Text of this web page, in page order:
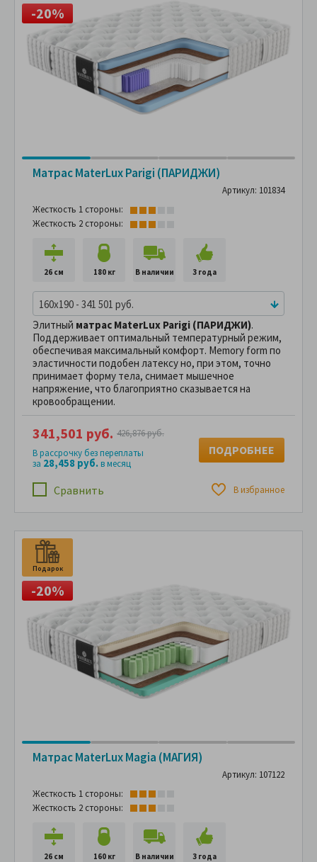
-20%
Матрас MaterLux Parigi (ПАРИДЖИ)
Артикул: 101834
Жесткость 1 стороны:
Жесткость 2 стороны:
26 см 180 кг В наличии 3 года
160x190 - 341 501 руб.
Элитный матрас MaterLux Parigi (ПАРИДЖИ).
Поддерживает оптимальный температурный режим,
обеспечивая максимальный комфорт. Memory form по
эластичности подобен латексу но, при этом, точно
принимает форму тела, снимает мышечное
напряжение, что благоприятно сказывается на
кровообращении.
Сравнить В избранное
341,501 руб. 426,876 руб.
В рассрочку без переплаты
за 28,458 руб.в месяц
ПОДРОБНЕЕ
Подарок
-20%
Матрас MaterLux Magia (МАГИЯ)
Артикул: 107122
Жесткость 1 стороны:
Жесткость 2 стороны:
26 см 160 кг В наличии 3 года